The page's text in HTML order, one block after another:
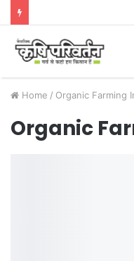
Home / Organic Farming
Organic